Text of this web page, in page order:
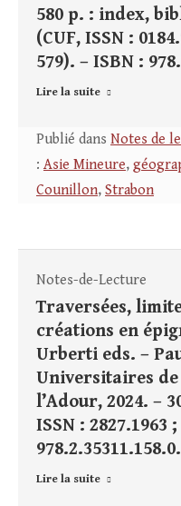
580 p. : index,
(CUF, ISSN :
579). – ISBN :
Lire la suite
Publié dans Notes de
: Asie Mineure,
Counillon, Strabon
Notes-de-Lecture
Traversées,
créations en
Urberti eds. –
Universitaires de
l’Adour, 2024. –
ISSN : 2827.1963
978.2.35311.158.0.
Lire la suite